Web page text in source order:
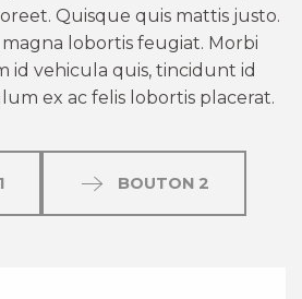
Quisque quis mattis justo.
lobortis feugiat. Morbi
id vehicula quis, tincidunt id
ex ac felis lobortis placerat.
BOUTON 2